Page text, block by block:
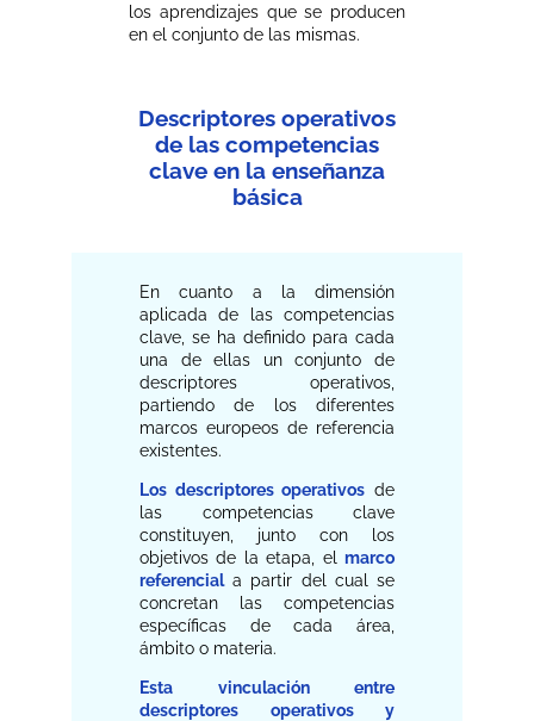
los aprendizajes que se producen
en el conjunto de las mismas.
Descriptores operativos
de las competencias
clave en la enseñanza
básica
En cuanto a la dimensión
aplicada de las competencias
clave, se ha definido para cada
una de ellas un conjunto de
descriptores operativos,
partiendo de los diferentes
marcos europeos de referencia
existentes.
Los descriptores operativos de
las competencias clave
constituyen, junto con los
objetivos de la etapa, el marco
referenciala partir del cual se
concretan las competencias
específicas de cada área,
ámbito o materia.
Esta vinculación entre
descriptores operativos y